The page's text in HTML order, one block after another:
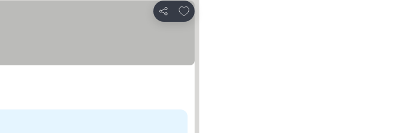
Del
Føj til favoritter